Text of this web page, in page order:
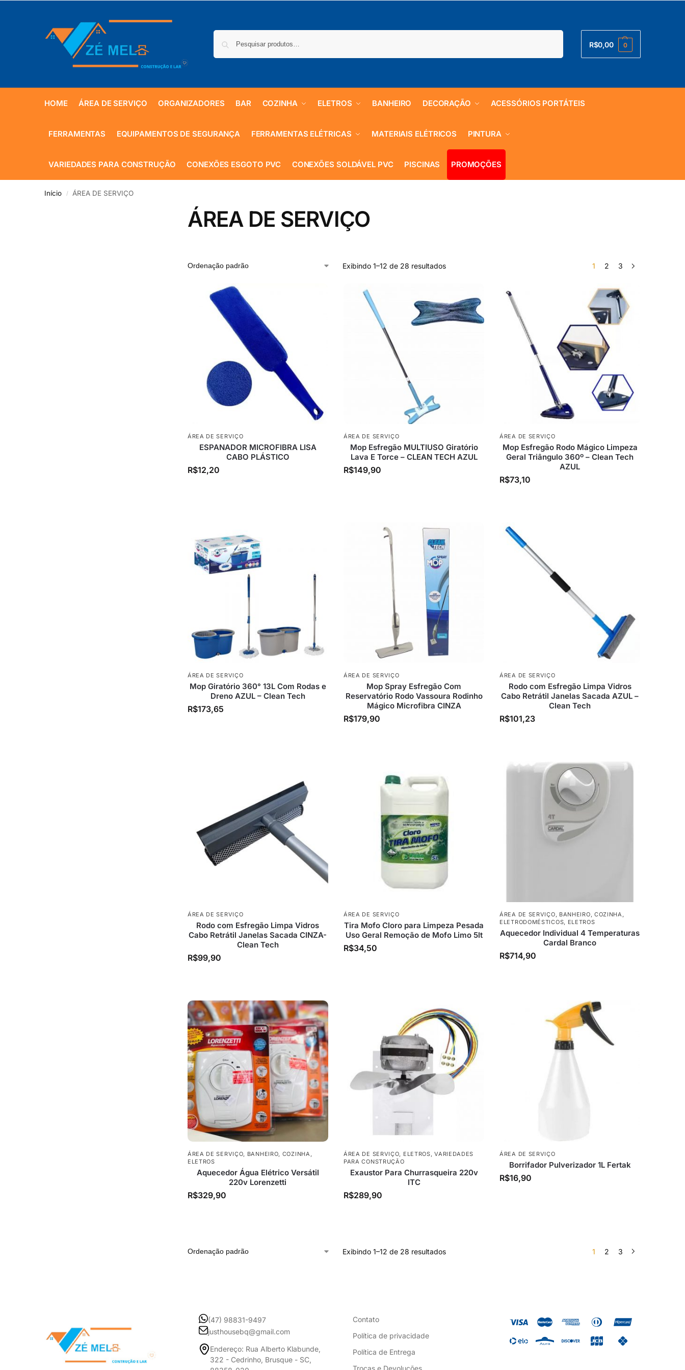
R$0,00 0
HOME ÁREA DE SERVIÇO ORGANIZADORES BAR COZINHA ELETROS BANHEIRO DECORAÇÃO ACESSÓRIOS PORTÁTEIS
FERRAMENTAS EQUIPAMENTOS DE SEGURANÇA FERRAMENTAS ELÉTRICAS MATERIAIS ELÉTRICOS PINTURA
VARIEDADES PARA CONSTRUÇÃO CONEXÕES ESGOTO PVC CONEXÕES SOLDÁVEL PVC PISCINAS PROMOÇÕES
Início / ÁREA DE SERVIÇO
ÁREA DE SERVIÇO
Exibindo 1–12 de 28 resultados 1 2 3
ÁREA DE SERVIÇO
ESPANADOR MICROFIBRA LISA
CABO PLÁSTICO
R$12,20
ÁREA DE SERVIÇO
Mop Esfregão MULTIUSO Giratório
Lava E Torce – CLEAN TECH AZUL
R$149,90
ÁREA DE SERVIÇO
Mop Esfregão Rodo Mágico Limpeza
Geral Triângulo 360º – Clean Tech
AZUL
R$73,10
ÁREA DE SERVIÇO
Mop Giratório 360° 13L Com Rodas e
Dreno AZUL – Clean Tech
R$173,65
ÁREA DE SERVIÇO
Mop Spray Esfregão Com
Reservatório Rodo Vassoura Rodinho
Mágico Microfibra CINZA
R$179,90
ÁREA DE SERVIÇO
Rodo com Esfregão Limpa Vidros
Cabo Retrátil Janelas Sacada AZUL –
Clean Tech
R$101,23
ÁREA DE SERVIÇO
Rodo com Esfregão Limpa Vidros
Cabo Retrátil Janelas Sacada CINZA-
Clean Tech
R$99,90
ÁREA DE SERVIÇO
Tira Mofo Cloro para Limpeza Pesada
Uso Geral Remoção de Mofo Limo 5lt
R$34,50
ÁREA DE SERVIÇO, BANHEIRO, COZINHA,
ELETRODOMÉSTICOS, ELETROS
Aquecedor Individual 4 Temperaturas
Cardal Branco
R$714,90
ÁREA DE SERVIÇO BANHEIRO COZINHA
ELETROS
Aquecedor Água Elétrico Versátil
220v Lorenzetti
R$329,90
ÁREA DE SERVIÇO ELETROS ,VARIEDADES
PARA CONSTRUÇÃO
Exaustor Para Churrasqueira 220v
ITC
R$289,90
ÁREA DE SERVIÇO
Borrifador Pulverizador 1L Fertak
R$16,90
Exibindo 1–12 de 28 resultados 1 2 3
(47) 98831-9497
justhousebq@gmail.com
Endereço: Rua Alberto Klabunde,
322 - Cedrinho, Brusque - SC,
Contato
Política de privacidade
Política de Entrega
Trocas e Devoluções